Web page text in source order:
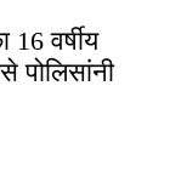
16 वर्षीय
पोलिसांनी